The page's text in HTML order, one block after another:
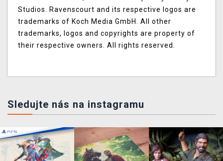
Studios. Ravenscourt and its respective logos are
trademarks of Koch Media GmbH. All other
trademarks, logos and copyrights are property of
their respective owners. All rights reserved.
Sledujte nás na instagramu